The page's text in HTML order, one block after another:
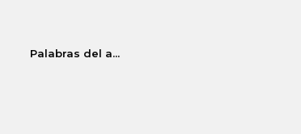
Palabras del a...